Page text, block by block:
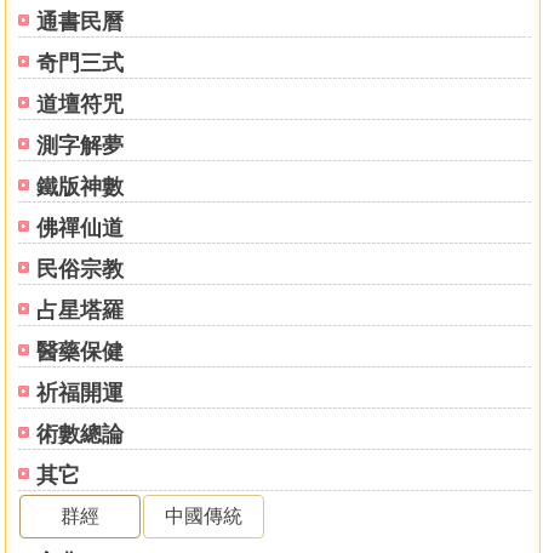
通書民曆
奇門三式
道壇符咒
測字解夢
鐵版神數
佛禪仙道
民俗宗教
占星塔羅
醫藥保健
祈福開運
術數總論
其它
群經 中國傳統